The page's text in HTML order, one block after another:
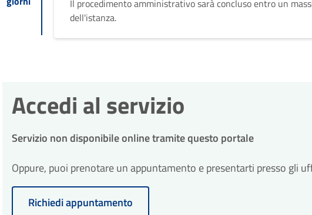
Il procedimento amministrativo sarà concluso entro un
dell'istanza.
Accedi al servizio
Servizio non disponibile online tramite questo portale
Oppure, puoi prenotare un appuntamento e presentarti presso gli
Richiedi appuntamento